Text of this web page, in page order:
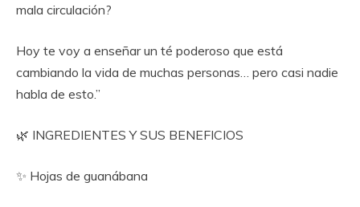
mala circulación?
Hoy te voy a enseñar un té poderoso que está
cambiando la vida de muchas personas… pero casi nadie
habla de esto.”
🌿 INGREDIENTES Y SUS BENEFICIOS
✨ Hojas de guanábana